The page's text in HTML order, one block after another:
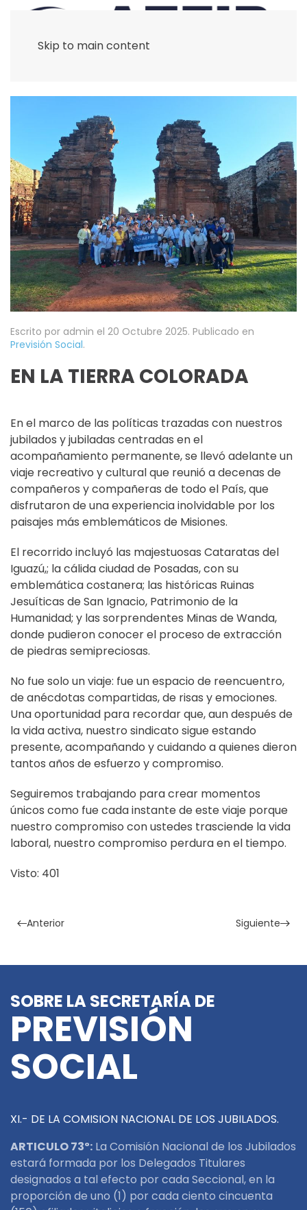
Skip to main content
Escrito por admin el 20 Octubre 2025. Publicado en
Previsión Social.
EN LA TIERRA COLORADA
En el marco de las políticas trazadas con nuestros
jubilados y jubiladas centradas en el
acompañamiento permanente, se llevó adelante un
viaje recreativo y cultural que reunió a decenas de
compañeros y compañeras de todo el País, que
disfrutaron de una experiencia inolvidable por los
paisajes más emblemáticos de Misiones.
El recorrido incluyó las majestuosas Cataratas del
Iguazú,; la cálida ciudad de Posadas, con su
emblemática costanera; las históricas Ruinas
Jesuíticas de San Ignacio, Patrimonio de la
Humanidad; y las sorprendentes Minas de Wanda,
donde pudieron conocer el proceso de extracción
de piedras semipreciosas.
No fue solo un viaje: fue un espacio de reencuentro,
de anécdotas compartidas, de risas y emociones.
Una oportunidad para recordar que, aun después de
la vida activa, nuestro sindicato sigue estando
presente, acompañando y cuidando a quienes dieron
tantos años de esfuerzo y compromiso.
Seguiremos trabajando para crear momentos
únicos como fue cada instante de este viaje porque
nuestro compromiso con ustedes trasciende la vida
laboral, nuestro compromiso perdura en el tiempo.
Visto: 401
Anterior Siguiente
SOBRE LA SECRETARÍA DE
PREVISIÓN
SOCIAL
XI.- DE LA COMISION NACIONAL DE LOS JUBILADOS.
ARTICULO 73º: La Comisión Nacional de los Jubilados
estará formada por los Delegados Titulares
designados a tal efecto por cada Seccional, en la
proporción de uno (1) por cada ciento cincuenta